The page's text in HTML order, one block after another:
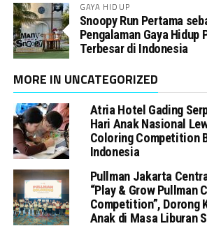
GAYA HIDUP
Snoopy Run Pertama
Pengalaman Gaya Hidup
Terbesar di Indonesia
MORE IN UNCATEGORIZED
Atria Hotel Gading
Hari Anak Nasional
Coloring Competition
Indonesia
Pullman Jakarta
“Play & Grow Pullman
Competition”, Dorong
Anak di Masa Liburan